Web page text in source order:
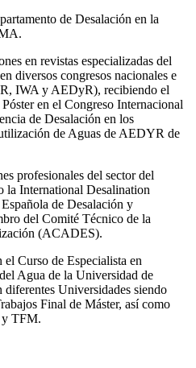
de Desalación en la
en revistas especializadas del
diversos congresos nacionales e
IWA y AEDyR), recibiendo el
en el Congreso Internacional
de Desalación en los
de Aguas de AEDYR de
profesionales del sector del
la International Desalination
de Desalación y
del Comité Técnico de la
(ACADES).
Curso de Especialista en
Agua de la Universidad de
Universidades siendo
Final de Máster, así como
y TFM.